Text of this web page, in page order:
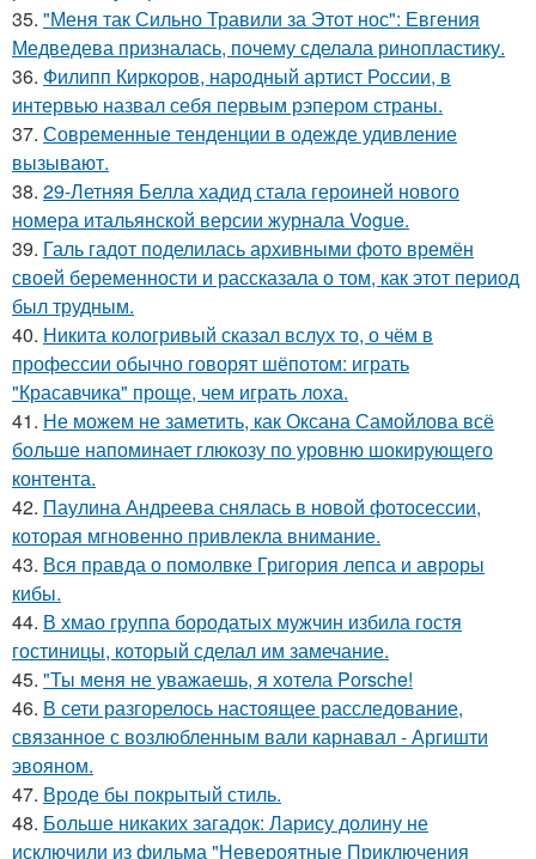
35. "Меня так Сильно Травили за Этот нос": Евгения
Медведева призналась, почему сделала ринопластику.
36. Филипп Киркоров, народный артист России, в
интервью назвал себя первым рэпером страны.
37. Современные тенденции в одежде удивление
вызывают.
38. 29-Летняя Белла хадид стала героиней нового
номера итальянской версии журнала Vogue.
39. Галь гадот поделилась архивными фото времён
своей беременности и рассказала о том, как этот период
был трудным.
40. Никита кологривый сказал вслух то, о чём в
профессии обычно говорят шёпотом: играть
"Красавчика" проще, чем играть лоха.
41. Не можем не заметить, как Оксана Самойлова всё
больше напоминает глюкозу по уровню шокирующего
контента.
42. Паулина Андреева снялась в новой фотосессии,
которая мгновенно привлекла внимание.
43. Вся правда о помолвке Григория лепса и авроры
кибы.
44. В хмао группа бородатых мужчин избила гостя
гостиницы, который сделал им замечание.
45. "Ты меня не уважаешь, я хотела Porsche!
46. В сети разгорелось настоящее расследование,
связанное с возлюбленным вали карнавал - Аргишти
эвояном.
47. Вроде бы покрытый стиль.
48. Больше никаких загадок: Ларису долину не
исключили из фильма "Невероятные Приключения